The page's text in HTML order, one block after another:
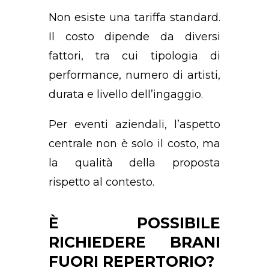
Non esiste una tariffa standard.
Il costo dipende da diversi
fattori, tra cui tipologia di
performance, numero di artisti,
durata e livello dell’ingaggio.
Per eventi aziendali, l’aspetto
centrale non è solo il costo, ma
la qualità della proposta
rispetto al contesto.
È POSSIBILE
RICHIEDERE BRANI
FUORI REPERTORIO?